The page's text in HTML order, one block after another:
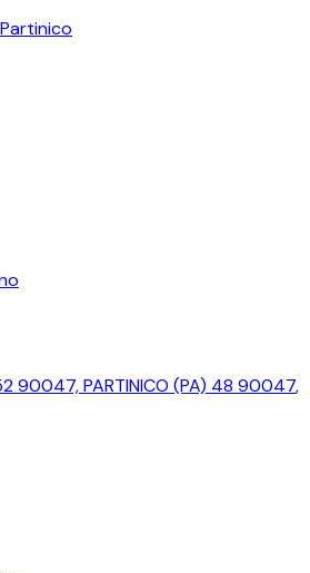
Partinico
90047, PARTINICO (PA) 48 90047,